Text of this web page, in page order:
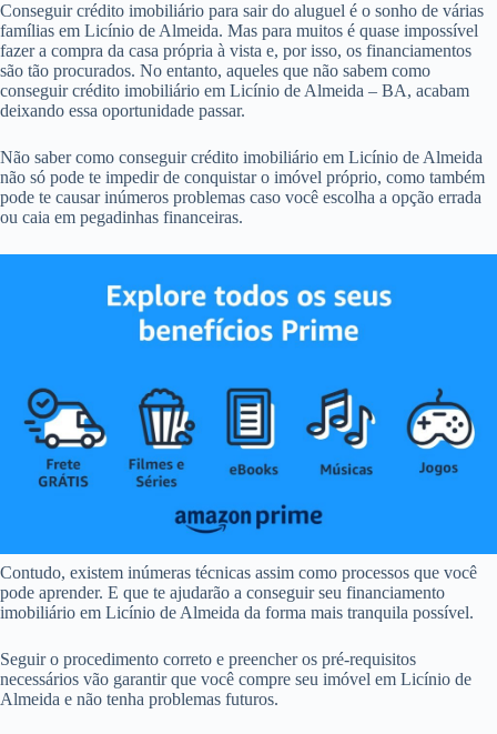
Conseguir crédito imobiliário para sair do aluguel é o sonho de várias
famílias em Licínio de Almeida. Mas para muitos é quase impossível
fazer a compra da casa própria à vista e, por isso, os financiamentos
são tão procurados. No entanto, aqueles que não sabem como
conseguir crédito imobiliário em Licínio de Almeida – BA, acabam
deixando essa oportunidade passar.
Não saber como conseguir crédito imobiliário em Licínio de Almeida
não só pode te impedir de conquistar o imóvel próprio, como também
pode te causar inúmeros problemas caso você escolha a opção errada
ou caia em pegadinhas financeiras.
Contudo, existem inúmeras técnicas assim como processos que você
pode aprender. E que te ajudarão a conseguir seu financiamento
imobiliário em Licínio de Almeida da forma mais tranquila possível.
Seguir o procedimento correto e preencher os pré-requisitos
necessários vão garantir que você compre seu imóvel em Licínio de
Almeida e não tenha problemas futuros.